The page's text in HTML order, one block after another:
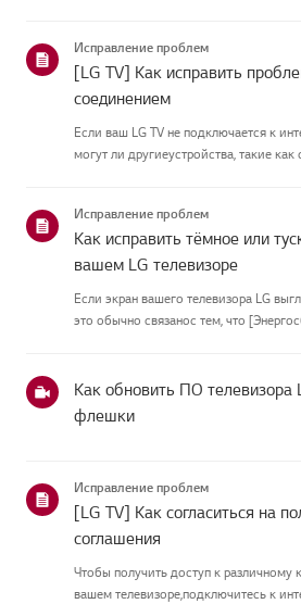
приложение для вашей ...
Исправление проблем
[LG TV] Как исправить
соединением
Если ваш LG TV не подключается к
могут ли другиеустройства, такие
Исправление проблем
Как исправить тёмное или
вашем LG телевизоре
Если экран вашего телевизора LG
это обычно связанос тем, что
Как обновить ПО
флешки
Исправление проблем
[LG TV] Как согласиться на
соглашения
Чтобы получить доступ к различному
вашем телевизоре,подключитесь к